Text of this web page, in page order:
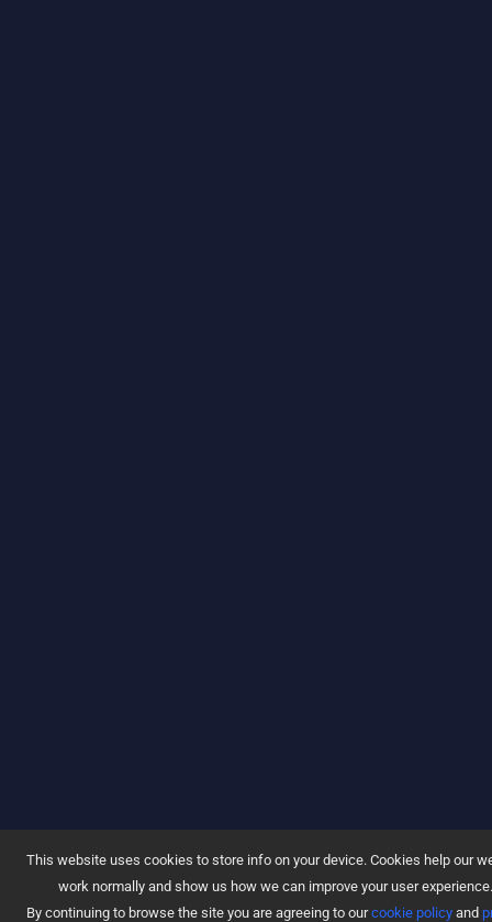
This website uses cookies to store info on your device. Cookies help our
work normally and show us how we can improve your user experience.
By continuing to browse the site you are agreeing to ourcookie policyand